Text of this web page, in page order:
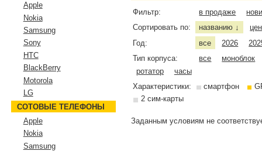
Фильтр: в продаже
Сортировать по:
названию ↓
Год:
все 2026
Тип корпуса:
все
моноблок
ротатор
часы
Характеристики:
смартфон
2 сим-карты
Заданным условиям не
Apple
Nokia
Samsung
Sony
HTC
BlackBerry
Motorola
LG
СОТОВЫЕ ТЕЛЕФОНЫ
Apple
Nokia
Samsung